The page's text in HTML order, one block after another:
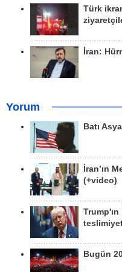
Türk
İran:
Yorum
Batı
İran’ın
(+video)
Bugün